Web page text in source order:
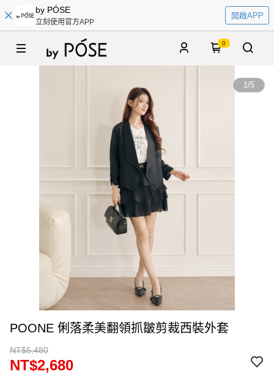
by PÓSE
立刻使用官方APP
開啟APP
0
1/5
POONE 俐落柔美翻領抓皺剪裁西裝外套
NT$5,480
NT$2,680